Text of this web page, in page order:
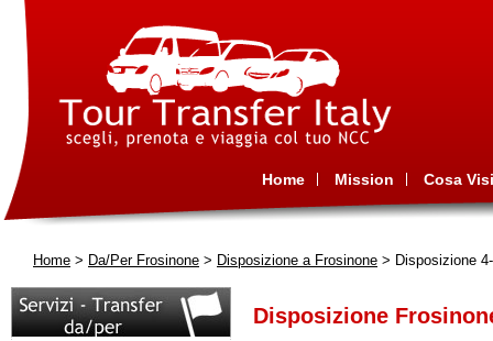
Home Mission Cosa
Home > Da/Per Frosinone > Disposizione a Frosinone > Disposizione
Disposizione